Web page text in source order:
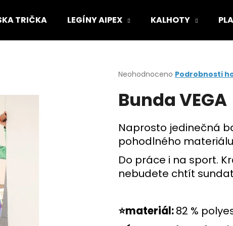
TRIČKA LEGÍNY AIPEX KALHOTY
Průměrné
produktu
je
z
5
hvězdiček.
Neohodnoceno Podrobnosti
Bunda VEGA
Naprosto jedinečná
pohodlného
Do práce i na sport.
nebudete chtít
⭐materiál:82 %
HLEDAT